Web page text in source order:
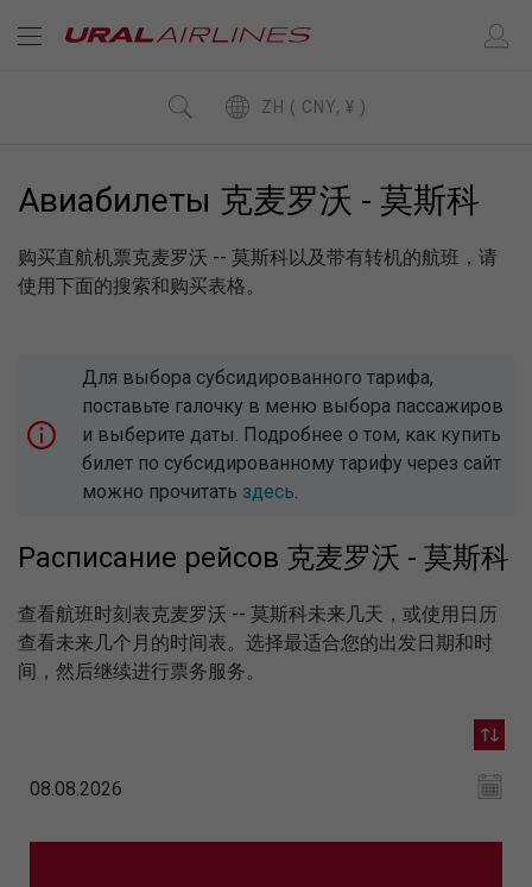
ZH ( CNY, ¥ )
Авиабилеты 克麦罗沃 - 莫斯科
购买直航机票克麦罗沃 -- 莫斯科以及带有转机的航班，请
使用下面的搜索和购买表格。
Для выбора субсидированного тарифа,
поставьте галочку в меню выбора пассажиров
и выберите даты. Подробнее о том, как купить
билет по субсидированному тарифу через сайт
можно прочитать здесь.
Расписание рейсов 克麦罗沃 - 莫斯科
查看航班时刻表克麦罗沃 -- 莫斯科未来几天，或使用日历
查看未来几个月的时间表。选择最适合您的出发日期和时
间，然后继续进行票务服务。